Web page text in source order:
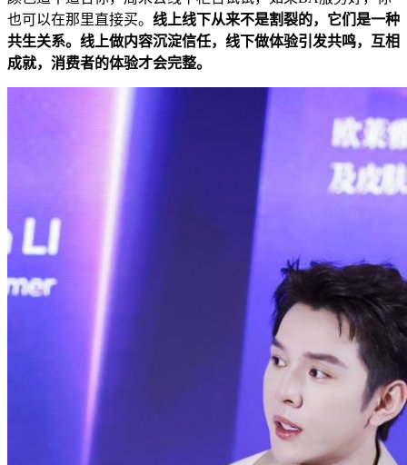
也可以在那里直接买。 线上线下从来不是割裂的，它们是一种
共生关系。线上做内容沉淀信任，线下做体验引发共鸣，互相
成就，消费者的体验才会完整。